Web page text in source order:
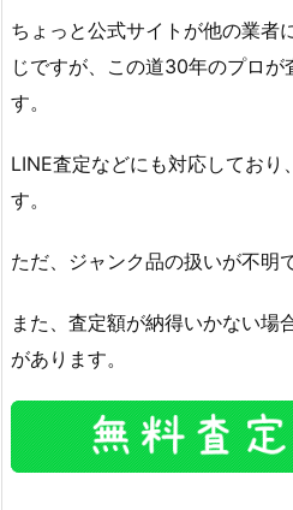
ちょっと公式サイトが他の業者
じですが、この道30年のプロ
す。
LINE査定などにも対応しており
す。
ただ、ジャンク品の扱いが不明
また、査定額が納得いかない場
があります。